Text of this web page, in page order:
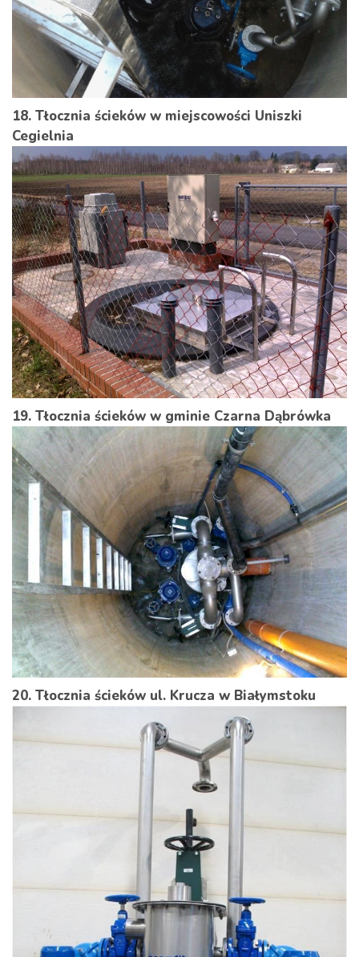
18. Tłocznia ścieków w miejscowości Uniszki
Cegielnia
19. Tłocznia ścieków w gminie Czarna Dąbrówka
20. Tłocznia ścieków ul. Krucza w Białymstoku